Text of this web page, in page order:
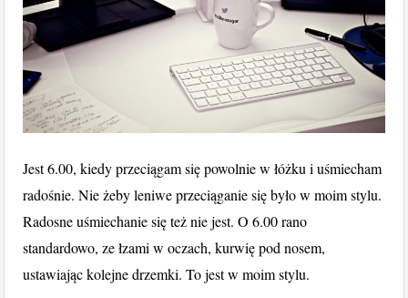
Jest 6.00, kiedy przeciągam się powolnie w łóżku i uśmiecham
radośnie. Nie żeby leniwe przeciąganie się było w moim stylu.
Radosne uśmiechanie się też nie jest. O 6.00 rano
standardowo, ze łzami w oczach, kurwię pod nosem,
ustawiając kolejne drzemki. To jest w moim stylu.